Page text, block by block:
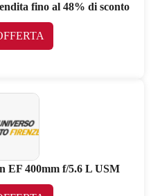
fino al 48% di sconto
EF 400mm f/5.6 L USM